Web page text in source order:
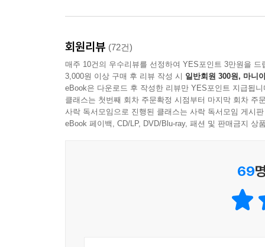
성장통을 겪으며 성적 각성과 자기 발견, 꿈의 실
하딘. 헝클어진 갈색 머리에 신비로운 초록색
없는 마성의 매력을 가진 남자. 어두운 과거를 가
‘좋은 놈’이 될 수 있을까?
서로에게 깊이 빠져든다. 책은 이 ‘밀당’의 과정
회원리뷰 (72건)
매주 10건의 우수리뷰를 선정하여 YES포인트 3만원을 드
3,000원 이상 구매 후 리뷰 작성 시 일반회원 300원, 마니
eBook은 다운로드 후 작성한 리뷰만 YES포인트 지급됩니
클래스는 첫번째 회차 주문확정 시점부터 마지막 회차 주
사락 독서모임으로 진행된 클래스는 사락 독서모임 게시
eBook 페이백, CD/LP, DVD/Blu-ray, 패션 및 판매금지 상
69